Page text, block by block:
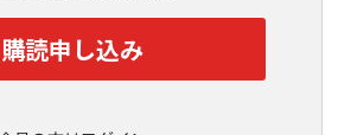
購読申し込み